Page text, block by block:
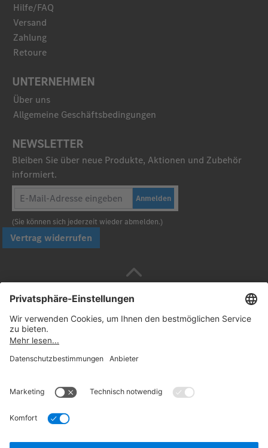
Hilfe/FAQ
Versand
Zahlung
Retoure
UNTERNEHMEN
Über uns
Allgemeine Geschäftsbedingungen
NEWSLETTER
Bleiben Sie über neue Produkte, Aktionen und Zubehör
informiert.
Anmelden
(Sie können sich jederzeit wieder abmelden.)
Vertrag widerrufen
Sicher bezahlen mit
© 2026. Daimler Truck AG. Alle Rechte vorbehalten